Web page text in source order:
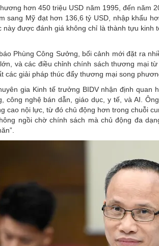
hơn 450 triệu USD năm 1995, đến năm
sang Mỹ đạt hơn 136,6 tỷ USD, nhập khẩu
này được đánh giá không chỉ là thành tựu
Phùng Công Sưởng, bối cảnh mới đặt ra
và các điều chỉnh chính sách thương mại
các giải pháp thúc đẩy thương mại song
gia Kinh tế trưởng BIDV nhận định
công nghệ bán dẫn, giáo dục, y tế, và AI.
cao nội lực, từ đó chủ động hơn trong chuỗi
ngồi chờ chính sách mà chủ động đa